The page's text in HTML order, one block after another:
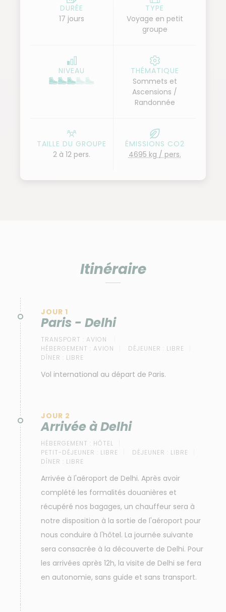
Zanskar, alors que le sommet très esthétique du
Kang Yatse se dévoile peu à peu en bout de vallée.
Du pied de la montagne, les plus aguerris peuvent
retour dans les pâturages de Nimaling, un dernier
col, le Konmaru La, nous sépare de la vallée de
La fin du séjour est modulable : la visite des sites de
Mahal sont possibles.
DURÉE
17 jours
TYPE
Voyage en petit
groupe
NIVEAU
THÉMATIQUE
Sommets et
Ascensions /
Randonnée
TAILLE DU GROUPE
2 à 12 pers.
ÉMISSIONS CO2
4695 kg / pers.
Itinéraire
JOUR 1
Paris - Delhi
TRANSPORT : AVION
HÉBERGEMENT : AVION DÉJEUNER : LIBRE
DÎNER : LIBRE
Vol international au départ de Paris.
JOUR 2
Arrivée à Delhi
HÉBERGEMENT : HÔTEL
PETIT-DÉJEUNER : LIBRE DÉJEUNER : LIBRE
DÎNER : LIBRE
Arrivée à l'aéroport de Delhi. Après avoir
complété les formalités douanières et
récupéré nos bagages, un chauffeur sera à
notre disposition à la sortie de l'aéroport pour
nous conduire à l'hôtel. La journée suivante
sera consacrée à la découverte de Delhi. Pour
les arrivées après 12h, la visite de Delhi se fera
en autonomie, sans guide et sans transport.